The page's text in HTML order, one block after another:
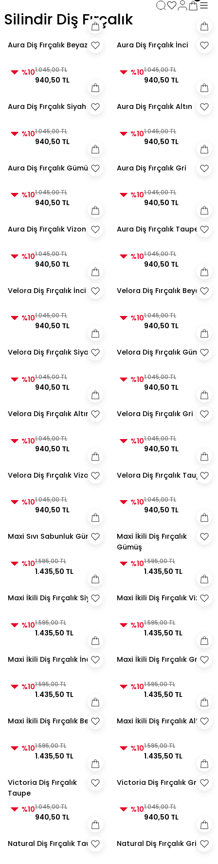
3000 TL ve Üzeri Alışverişlerde Kargo Bedava! 2
3000 TL ve Üzeri Alışverişlerde Kargo Bedava!
3000 TL ve Üzeri Alışverişlerde Kargo Bedava!
Silindir Diş Fırçalık
Aura Diş Fırçalık Beyaz
%101.045,00 TL
940,50 TL
Aura Diş Fırçalık İnci
%101.045,00 TL
940,50 TL
Aura Diş Fırçalık Siyah
%101.045,00 TL
940,50 TL
Aura Diş Fırçalık Altın
%101.045,00 TL
940,50 TL
Aura Diş Fırçalık Gümüş
%101.045,00 TL
940,50 TL
Aura Diş Fırçalık Gri
%101.045,00 TL
940,50 TL
Aura Diş Fırçalık Vizon
%101.045,00 TL
940,50 TL
Aura Diş Fırçalık Taupe
%101.045,00 TL
940,50 TL
Velora Diş Fırçalık İnci
%101.045,00 TL
940,50 TL
Velora Diş Fırçalık Beyaz
%101.045,00 TL
940,50 TL
Velora Diş Fırçalık Siyah
%101.045,00 TL
940,50 TL
Velora Diş Fırçalık Gümüş
%101.045,00 TL
940,50 TL
Velora Diş Fırçalık Altın
%101.045,00 TL
940,50 TL
Velora Diş Fırçalık Gri
%101.045,00 TL
940,50 TL
Velora Diş Fırçalık Vizon
%101.045,00 TL
940,50 TL
Velora Diş Fırçalık Taupe
%101.045,00 TL
940,50 TL
Maxi Sıvı Sabunluk Gümüş
%101.595,00 TL
1.435,50 TL
Maxi İkili Diş Fırçalık
Gümüş
%101.595,00 TL
1.435,50 TL
Maxi İkili Diş Fırçalık Siyah
%101.595,00 TL
1.435,50 TL
Maxi İkili Diş Fırçalık Vizon
%101.595,00 TL
1.435,50 TL
Maxi İkili Diş Fırçalık İnci
%101.595,00 TL
1.435,50 TL
Maxi İkili Diş Fırçalık Gri
%101.595,00 TL
1.435,50 TL
Maxi İkili Diş Fırçalık Beyaz
%101.595,00 TL
1.435,50 TL
Maxi İkili Diş Fırçalık Altın
%101.595,00 TL
1.435,50 TL
Victoria Diş Fırçalık
Taupe
%101.045,00 TL
940,50 TL
Victoria Diş Fırçalık Gri
%101.045,00 TL
940,50 TL
Natural Diş Fırçalık Taupe Natural Diş Fırçalık Gri